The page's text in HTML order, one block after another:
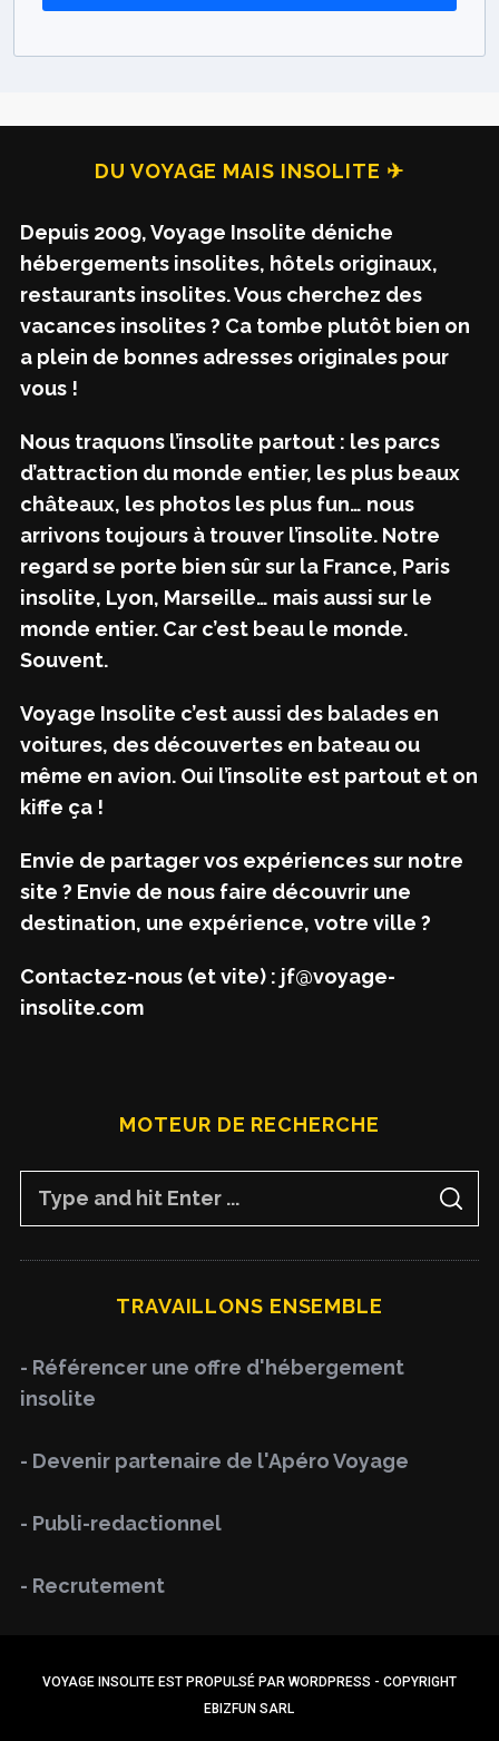
DU VOYAGE MAIS INSOLITE ✈
Depuis 2009, Voyage Insolite déniche
hébergements insolites, hôtels originaux,
restaurants insolites. Vous cherchez des
vacances insolites ? Ca tombe plutôt bien on
a plein de bonnes adresses originales pour
vous !
Nous traquons l’insolite partout : les parcs
d’attraction du monde entier, les plus beaux
châteaux, les photos les plus fun… nous
arrivons toujours à trouver l’insolite. Notre
regard se porte bien sûr sur la France, Paris
insolite, Lyon, Marseille… mais aussi sur le
monde entier. Car c’est beau le monde.
Souvent.
Voyage Insolite c’est aussi des balades en
voitures, des découvertes en bateau ou
même en avion. Oui l’insolite est partout et on
kiffe ça !
Envie de partager vos expériences sur notre
site ? Envie de nous faire découvrir une
destination, une expérience, votre ville ?
Contactez-nous (et vite) : jf@voyage-
insolite.com
MOTEUR DE RECHERCHE
f
o
:
S
A
C
TRAVAILLONS ENSEMBLE
- Référencer une offre d'hébergement
insolite
- Devenir partenaire de l'Apéro Voyage
- Publi-redactionnel
- Recrutement
VOYAGE INSOLITE EST PROPULSÉ PAR WORDPRESS - COPYRIGHT
EBIZFUN SARL